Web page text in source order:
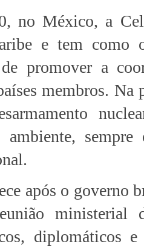
no México, a
e tem como
promover a
membros. Na
ambiente,
após o governo
ministerial
diplomáticos e